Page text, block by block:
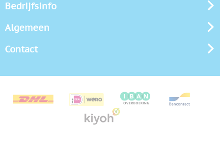
Bedrijfsinfo
Algemeen
Contact